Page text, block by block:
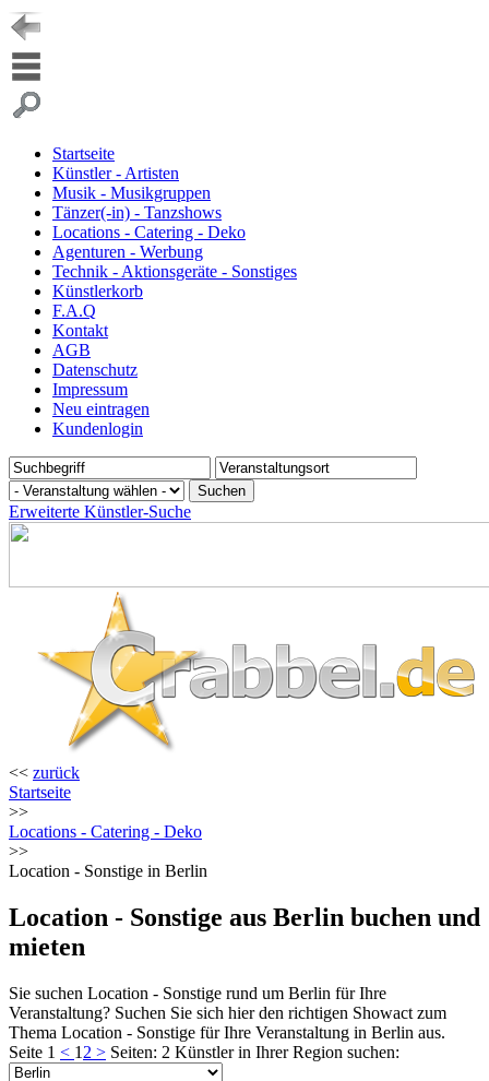
Startseite
Künstler - Artisten
Musik - Musikgruppen
Tänzer(-in) - Tanzshows
Locations - Catering - Deko
Agenturen - Werbung
Technik - Aktionsgeräte - Sonstiges
Künstlerkorb
F.A.Q
Kontakt
AGB
Datenschutz
Impressum
Neu eintragen
Kundenlogin
Erweiterte Künstler-Suche
<< zurück
Startseite
>>
Locations - Catering - Deko
>>
Location - Sonstige in Berlin
Location - Sonstige aus Berlin buchen und
mieten
Sie suchen Location - Sonstige rund um Berlin für Ihre
Veranstaltung? Suchen Sie sich hier den richtigen Showact zum
Thema Location - Sonstige für Ihre Veranstaltung in Berlin aus.
Seite 1 < 1 2 > Seiten: 2 Künstler in Ihrer Region suchen: